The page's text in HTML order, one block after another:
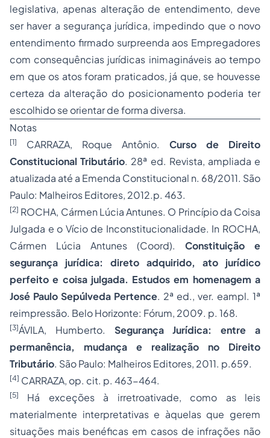
legislativa, apenas alteração de entendimento, deve
ser haver a segurança jurídica, impedindo que o novo
entendimento firmado surpreenda aos Empregadores
com consequências jurídicas inimagináveis ao tempo
em que os atos foram praticados, já que, se houvesse
certeza da alteração do posicionamento poderia ter
escolhido se orientar de forma diversa.
Notas
[1] CARRAZA, Roque Antônio. Curso de Direito
Constitucional Tributário. 28ª ed. Revista, ampliada e
atualizada até a Emenda Constitucional n. 68/2011. São
Paulo: Malheiros Editores, 2012.p. 463.
[2] ROCHA, Cármen Lúcia Antunes. O Princípio da Coisa
Julgada e o Vício de Inconstitucionalidade. In ROCHA,
Cármen Lúcia Antunes (Coord). Constituição e
segurança jurídica: direto adquirido, ato jurídico
perfeito e coisa julgada. Estudos em homenagem a
José Paulo Sepúlveda Pertence. 2ª ed., ver. eampl. 1ª
reimpressão. Belo Horizonte: Fórum, 2009. p. 168.
[3]ÁVILA, Humberto. Segurança Jurídica: entre a
permanência, mudança e realização no Direito
Tributário. São Paulo: Malheiros Editores, 2011. p.659.
[4] CARRAZA, op. cit. p. 463-464.
[5]
Há exceções à irretroativade, como as leis
materialmente interpretativas e àquelas que gerem
situações mais benéficas em casos de infrações não